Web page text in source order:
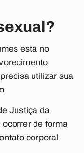
está no
utilizar sua
Justiça da
de forma
corporal